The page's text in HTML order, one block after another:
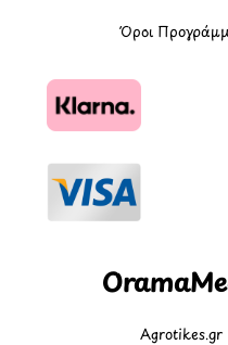
Όροι
Agrotikes.gr